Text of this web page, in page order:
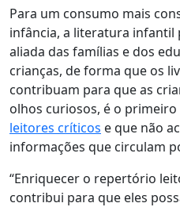
Para um consumo mais
infância, a literatura infantil
aliada das famílias e dos
crianças, de forma que os
contribuam para que as
olhos curiosos, é o primeiro
leitores críticos e que não
informações que circulam
“Enriquecer o repertório
contribui para que eles